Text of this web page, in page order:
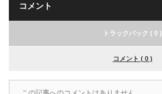
コメント
トラックバック ( 0 )
コメント ( 0 )